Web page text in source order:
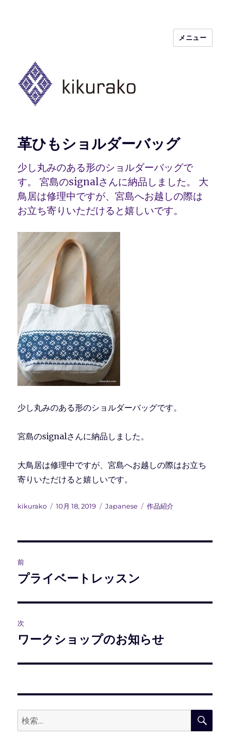
kikurako.com koginzashi (kogin)
needleworks こぎん刺し きくらこ
メニュー
革ひもショルダーバッグ
少し丸みのある形のショルダーバッグで
す。 宮島のsignalさんに納品しました。 大
鳥居は修理中ですが、宮島へお越しの際は
お立ち寄りいただけると嬉しいです。
少し丸みのある形のショルダーバッグです。
宮島のsignalさんに納品しました。
大鳥居は修理中ですが、宮島へお越しの際はお立ち
寄りいただけると嬉しいです。
投
kikurako
投
10月 18, 2019
カ
Japanese
タ
作品紹介
稿
ビ
ゲ
ー
ン
前
前
投
稿:
プライベートレッスン
次
次
投
ワークショップのお知らせ
検
索:
検